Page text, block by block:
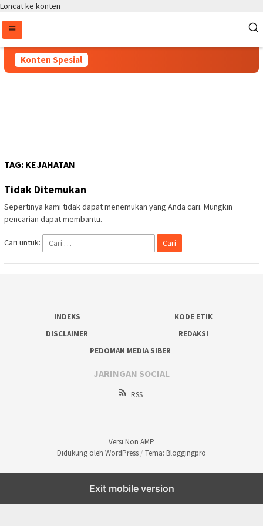
Loncat ke konten
Konten Spesial
TAG: KEJAHATAN
Tidak Ditemukan
Sepertinya kami tidak dapat menemukan yang Anda cari. Mungkin
pencarian dapat membantu.
Cari untuk:
INDEKS
KODE ETIK
DISCLAIMER
REDAKSI
PEDOMAN MEDIA SIBER
JARINGAN SOCIAL
RSS
Versi Non AMP
Didukung oleh WordPress / Tema: Bloggingpro
Exit mobile version